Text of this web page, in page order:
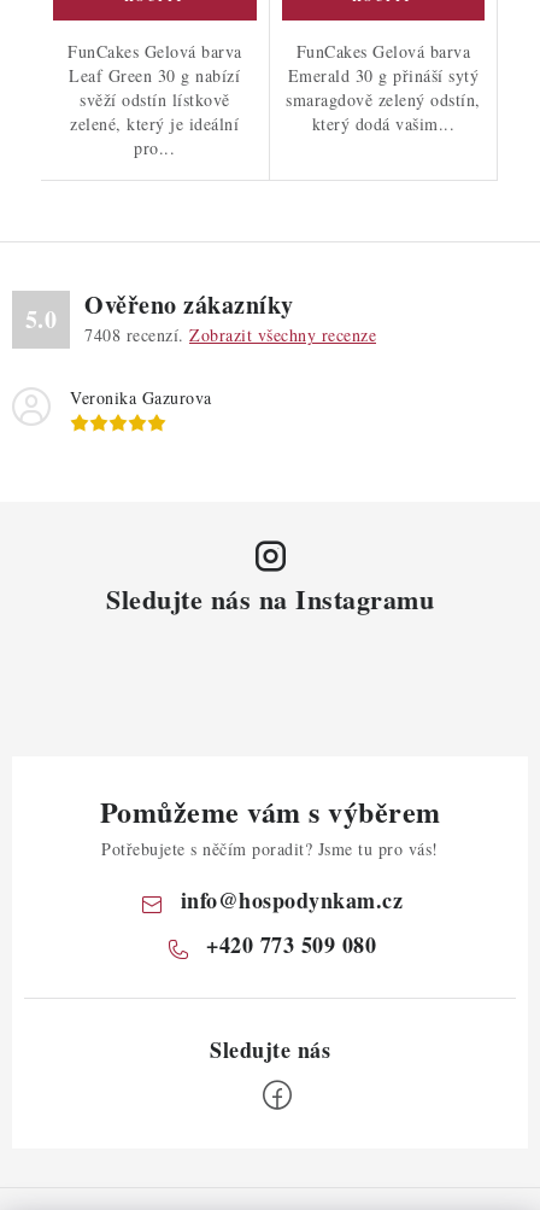
FunCakes Gelová barva
Leaf Green 30 g nabízí
svěží odstín lístkově
zelené, který je ideální
pro...
FunCakes Gelová barva
Emerald 30 g přináší sytý
smaragdově zelený odstín,
který dodá vašim...
5.0 Ověřeno zákazníky
7408 recenzí. Zobrazit všechny recenze
Veronika Gazurova
Sledujte nás na Instagramu
Pomůžeme vám s výběrem
Potřebujete s něčím poradit? Jsme tu pro vás!
info@hospodynkam.cz
+420 773 509 080